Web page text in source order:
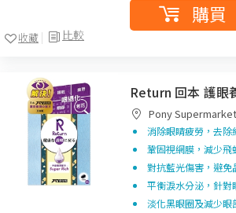
比較
收藏
購買
Return 回本 護眼
Pony Supermarket
消除眼睛疲勞，去除
鞏固視網膜，減少飛
對抗藍光傷害，避免
平衡淚水分泌，針對
淡化黑眼圈及減少眼